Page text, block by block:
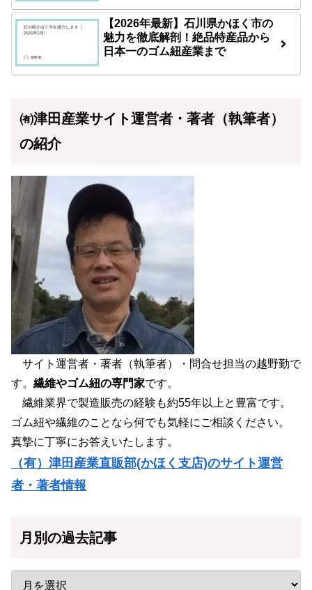
【2026年最新】石川県かほく市の
魅力を徹底解剖！絶品特産品から
日本一のゴム紐産業まで
㈲津田産業サイト運営者・著者（執筆者）
の紹介
サイト運営者・著者（執筆者）・問合せ担当の越野勤で
す。 繊維やゴム紐の専門家です。
繊維業界で製造販売の経験も約55年以上と豊富です。
ゴム紐や繊維のことなら何でも気軽にご相談ください。
真摯に丁寧にお答えいたします。
（有）津田産業直販部(かほく支店)のサイト運営
者・著者情報
月別の過去記事